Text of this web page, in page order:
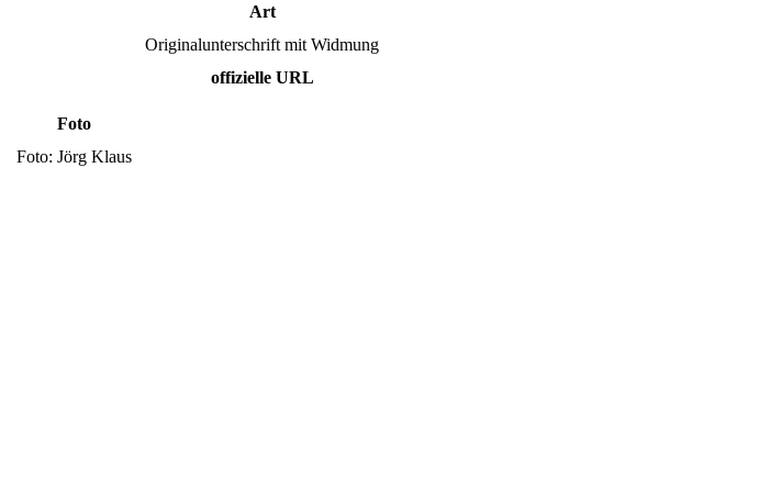
Art
Originalunterschrift mit Widmung
offizielle URL
Foto
Foto: Jörg Klaus